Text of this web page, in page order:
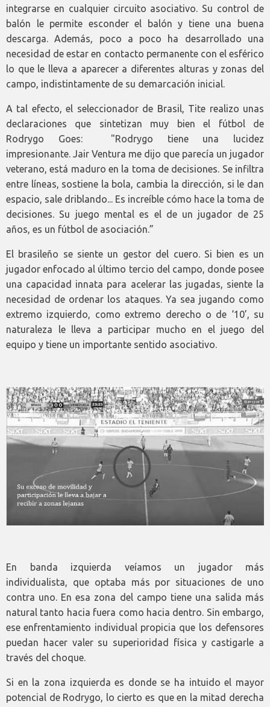
integrarse en cualquier circuito asociativo. Su control de
balón le permite esconder el balón y tiene una buena
descarga. Además, poco a poco ha desarrollado una
necesidad de estar en contacto permanente con el esférico
lo que le lleva a aparecer a diferentes alturas y zonas del
campo, indistintamente de su demarcación inicial.
A tal efecto, el seleccionador de Brasil, Tite realizo unas
declaraciones que sintetizan muy bien el fútbol de
Rodrygo Goes: "Rodrygo tiene una lucidez
impresionante. Jair Ventura me dijo que parecía un jugador
veterano, está maduro en la toma de decisiones. Se infiltra
entre líneas, sostiene la bola, cambia la dirección, si le dan
espacio, sale driblando... Es increíble cómo hace la toma de
decisiones. Su juego mental es el de un jugador de 25
años, es un fútbol de asociación.”
El brasileño se siente un gestor del cuero. Si bien es un
jugador enfocado al último tercio del campo, donde posee
una capacidad innata para acelerar las jugadas, siente la
necesidad de ordenar los ataques. Ya sea jugando como
extremo izquierdo, como extremo derecho o de ‘10’, su
naturaleza le lleva a participar mucho en el juego del
equipo y tiene un importante sentido asociativo.
En banda izquierda veíamos un jugador más
individualista, que optaba más por situaciones de uno
contra uno. En esa zona del campo tiene una salida más
natural tanto hacia fuera como hacia dentro. Sin embargo,
ese enfrentamiento individual propicia que los defensores
puedan hacer valer su superioridad física y castigarle a
través del choque.
Si en la zona izquierda es donde se ha intuido el mayor
potencial de Rodrygo, lo cierto es que en la mitad derecha